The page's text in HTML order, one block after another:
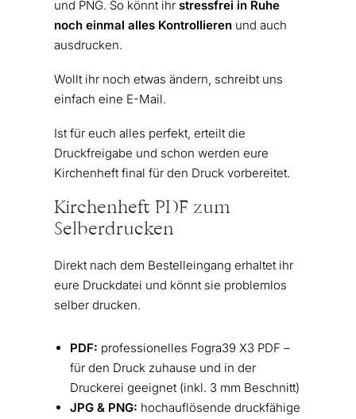
und PNG. So könnt ihr stressfrei in Ruhe
noch einmal alles Kontrollierenund auch
ausdrucken.
Wollt ihr noch etwas ändern, schreibt uns
einfach eine E-Mail.
Ist für euch alles perfekt, erteilt die
Druckfreigabe und schon werden eure
Kirchenheft final für den Druck vorbereitet.
Kirchenheft PDF zum
Selberdrucken
Direkt nach dem Bestelleingang erhaltet ihr
eure Druckdatei und könnt sie problemlos
selber drucken.
PDF: professionelles Fogra39 X3 PDF –
für den Druck zuhause und in der
Druckerei geeignet (inkl. 3 mm Beschnitt)
JPG & PNG: hochauflösende druckfähige